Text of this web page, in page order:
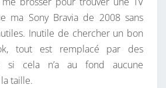
R
E
A
D
E
ma Sony Bravia de 2008 sans
Inutile de chercher un bon
tout est remplacé par des
si cela n’a au fond aucune
taille.